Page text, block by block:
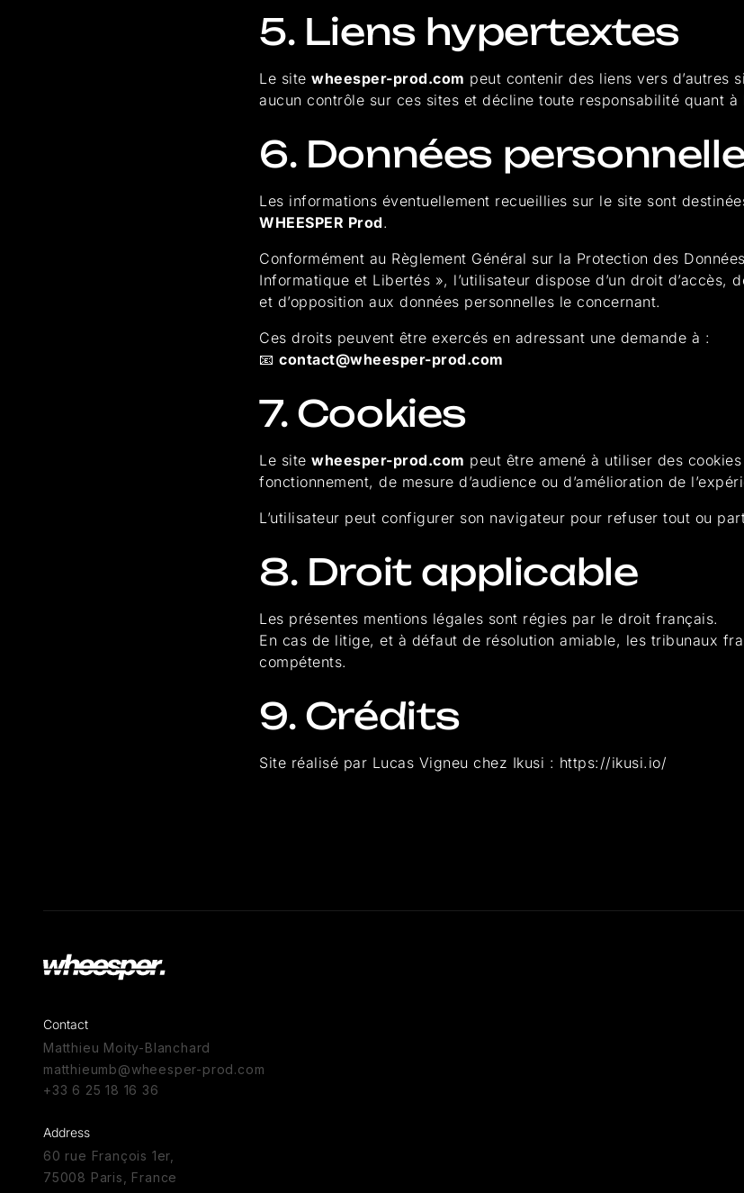
5. Liens hypertextes
Le site wheesper-prod.com peut contenir des liens vers d’autres
aucun contrôle sur ces sites et décline toute responsabilité quant à
6. Données
Les informations éventuellement recueillies sur le site sont
WHEESPER Prod.
Conformément au Règlement Général sur la Protection des
Informatique et Libertés », l’utilisateur dispose d’un droit d’accès,
et d’opposition aux données personnelles le concernant.
Ces droits peuvent être exercés en adressant une demande à :
📧 contact@wheesper-prod.com
7. Cookies
Le site wheesper-prod.com peut être amené à utiliser des
fonctionnement, de mesure d’audience ou d’amélioration de
L’utilisateur peut configurer son navigateur pour refuser tout ou
8. Droit applicable
Les présentes mentions légales sont régies par le droit français.
En cas de litige, et à défaut de résolution amiable, les tribunaux
compétents.
9. Crédits
Site réalisé par Lucas Vigneu chez Ikusi : https://ikusi.io/
Contact
Matthieu Moity-Blanchard
matthieumb@wheesper-prod.com
+33 6 25 18 16 36
Address
60 rue François 1er,
75008 Paris, France